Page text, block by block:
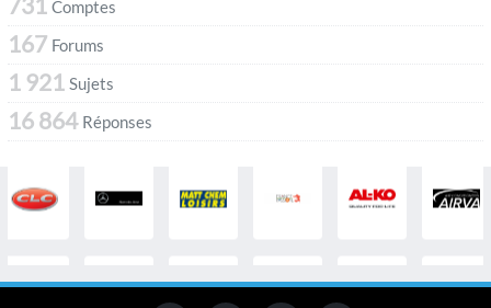
Comptes
167 Forums
1 921 Sujets
16 864 Réponses